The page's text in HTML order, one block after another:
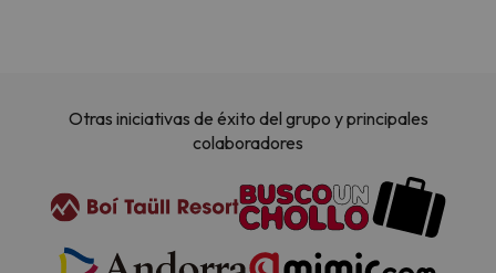
Otras iniciativas de éxito del grupo y principales
colaboradores